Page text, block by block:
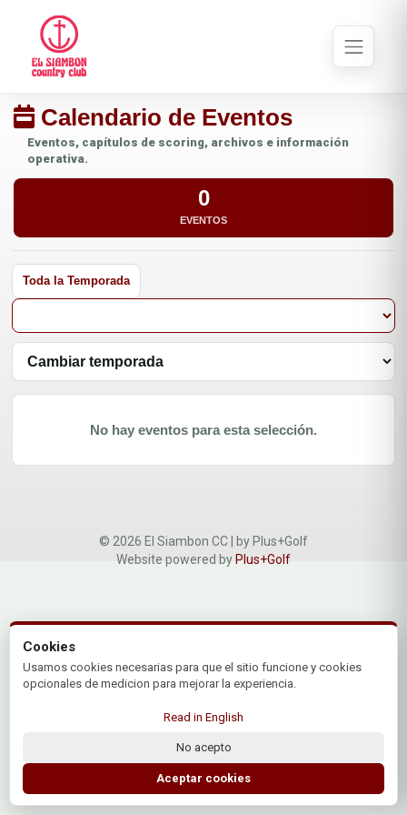
Calendario de Eventos
Eventos, capítulos de scoring, archivos e información
operativa.
0
EVENTOS
Toda la Temporada
No hay eventos para esta selección.
© 2026 El Siambon CC | by Plus+Golf
Website powered by Plus+Golf
Cookies
Usamos cookies necesarias para que el sitio funcione y cookies
opcionales de medicion para mejorar la experiencia.
Read in English
No acepto
Aceptar cookies